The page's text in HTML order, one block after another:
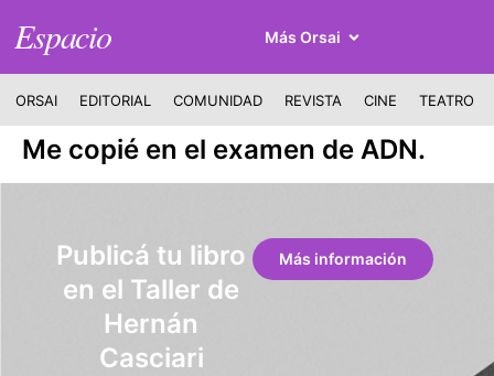
Espacio Más Orsai
ORSAI EDITORIAL COMUNIDAD REVISTA CINE TEATRO
Me copié en el examen de ADN.
Publicá tu libro
en el Taller de
Hernán
Casciari
Más información